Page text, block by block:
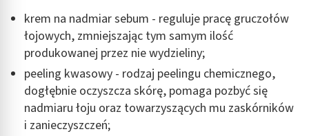
krem na nadmiar sebum - reguluje pracę gruczołów
łojowych, zmniejszając tym samym ilość
produkowanej przez nie wydzieliny;
peeling kwasowy - rodzaj peelingu chemicznego,
dogłębnie oczyszcza skórę, pomaga pozbyć się
nadmiaru łoju oraz towarzyszących mu zaskórników
i zanieczyszczeń;